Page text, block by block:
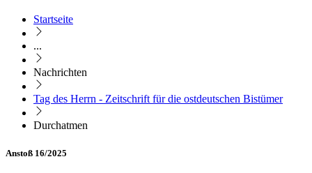
Startseite
...
Nachrichten
Tag des Herrn - Zeitschrift für die ostdeutschen Bistümer
Durchatmen
Anstoß 16/2025